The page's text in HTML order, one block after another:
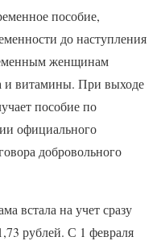
пособие,
до наступления
женщинам
и витамины. При выходе
пособие по
официального
добровольного
встала на учет сразу
рублей. С 1 февраля